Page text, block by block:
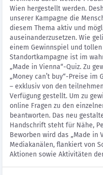
Wien hergestellt werden.
unserer Kampagne die
diesem Thema aktiv und
auseinanderzusetzen. Wie
einem Gewinnspiel und
Standortkampagne ist im
„Made in Vienna“-Quiz. Zu
„Money can’t buy“-Preise im
– exklusiv von den
Verfügung gestellt. Um zu
online Fragen zu den
beantworten. Das neu
Handschrift steht für Nähe,
Beworben wird das „Made in
Mediakanälen, flankiert von
Aktionen sowie Aktivitäten